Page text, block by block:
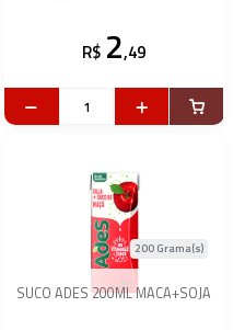
R$ 2,49
SUCO ADES 200ML MACA+SOJA
200 Grama(s)